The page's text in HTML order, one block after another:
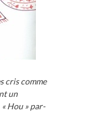
cris comme
un
Hou » par-